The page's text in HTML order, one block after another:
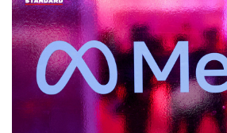
หลังทรัมป์รับตำแหน่ง เขาส่งสัญญาณ
ภายใน 100 วันแรกของการทำงาน แล
กับ วลาดิเมียร์ ปูติน มีโอกาสประชุมสุ
ซาอุดีอาระเบียหรือสหรัฐอาหรับเอมิเ
ผู้นำจึงเป็นเรื่องน่าจับตา และอาจเป็นผู้
ภูมิรัฐศาสตร์โลกหลังจากนี้